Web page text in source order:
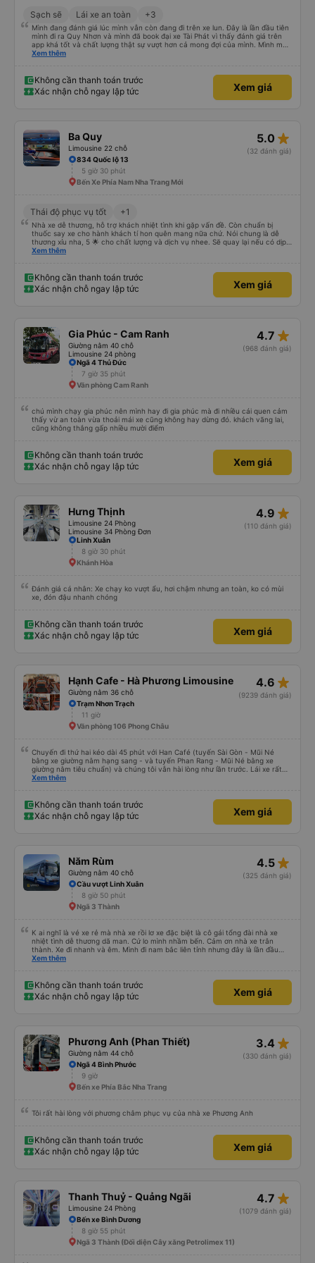
Sạch sẽ Lái xe an toàn +3
Mình đang đánh giá lúc mình vẫn còn đang đi trên xe lun. Đây là lần đầu tiên
mình đi ra Quy Nhơn và mình đã book đại xe Tài Phát vì thấy đánh giá trên
app khá tốt và chất lượng thật sự vượt hơn cả mong đợi của mình. Mình mua
giường đôi và vừa đủ cho 2 người. Nhân viên của nhà xe phải nói là siêu nhiệt
trung chuyển và lên xe lớn thì luôn hỗ trợ xách vali giùm tụi mình. Trên xe thì
có cả bánh và sữa miễn phí cho khách còn chuẩn bị cả thuốc say xe, dép,
mền, gối và đặc biệt là có gối ôm. Nchung là phải chấm nhà xe 10 sao mới
Xem thêm
Không cần thanh toán trước
Xác nhận chỗ ngay lập tức
Xem giá
Ba Quy
Limousine 22 chỗ
5.0 star_rate
(32 đánh giá)
834 Quốc lộ 13
5 giờ 30 phút
Bến Xe Phía Nam Nha Trang Mới
Thái độ phục vụ tốt +1
Nhà xe dễ thương, hỗ trợ khách nhiệt tình khi gặp vấn đề. Còn chuẩn bị
thuốc say xe cho hành khách tí hon quên mang nữa chứ. Nói chung là dễ
thương xỉu nha, 5 🌟 cho chất lượng và dịch vụ nhee. Sẽ quay lại nếu có dịp
cần 💕
Xem thêm
Không cần thanh toán trước
Xác nhận chỗ ngay lập tức
Xem giá
Gia Phúc - Cam Ranh
Giường nằm 40 chỗ
Limousine 24 phòng
4.7 star_rate
(968 đánh giá)
Ngã 4 Thủ Đức
7 giờ 35 phút
Văn phòng Cam Ranh
chú mình chạy gia phúc nên mình hay đi gia phúc mà đi nhiều cái quen cảm
thấy vừ an toàn vừa thoải mái xe cũng không hay dừng đó. khách vãng lai,
cũng không thắng gấp nhiều mười điểm
Không cần thanh toán trước
Xác nhận chỗ ngay lập tức
Xem giá
Hưng Thịnh
Limousine 24 Phòng
Limousine 34 Phòng Đơn
4.9 star_rate
(110 đánh giá)
Linh Xuân
8 giờ 30 phút
Khánh Hòa
Đánh giá cá nhân: Xe chạy ko vượt ẩu, hơi chậm nhưng an toàn, ko có mùi
xe, đón đậu nhanh chóng
Không cần thanh toán trước
Xác nhận chỗ ngay lập tức
Xem giá
Hạnh Cafe - Hà Phương Limousine
Giường nằm 36 chỗ
4.6 star_rate
(9239 đánh giá)
Trạm Nhơn Trạch
11 giờ
Văn phòng 106 Phong Châu
Chuyến đi thứ hai kéo dài 45 phút với Han Café (tuyến Sài Gòn - Mũi Né
bằng xe giường nằm hạng sang - và tuyến Phan Rang - Mũi Né bằng xe
giường nằm tiêu chuẩn) và chúng tôi vẫn hài lòng như lần trước. Lái xe rất
chuyên nghiệp, nhân viên vô cùng chu đáo (họ kiểm tra xem mọi thứ ở chỗ
rất hoàn hảo (họ gửi tin nhắn WhatsApp nhắc nhở chúng tôi về chuyến đi và
điểm đón). Điểm đón ở Phan Rang rất thuận tiện (nhà vệ sinh sạch sẽ, có đồ
uống để mua và việc lên xe rất dễ dàng). Họ thậm chí còn sắp xếp điểm
giác nguy hiểm (lái xe nguy hiểm và không thoải mái cho hành khách, xe bảo
trì kém và nhân viên cực kỳ không thân thiện), tôi đánh giá cao Han Café.
Tôi không thể tham gia các chuyến đi qua đêm của họ vì đã hết chỗ, có lẽ
do nhu cầu quá cao! Đừng chần chừ nhé! 👍
Xem thêm
Không cần thanh toán trước
Xác nhận chỗ ngay lập tức
Xem giá
Năm Rùm
Giường nằm 40 chỗ
4.5 star_rate
(325 đánh giá)
Cầu vượt Linh Xuân
8 giờ 50 phút
Ngã 3 Thành
K ai nghĩ là vé xe rẻ mà nhà xe rồi lơ xe đặc biệt là cô gái tổng đài nhà xe
nhiệt tình dễ thương dã man. Cứ lo mình nhầm bến. Cảm ơn nhà xe trân
thành. Xe đi nhanh và êm. Mình đi nam bắc liên tỉnh nhưng đây là lần đầu
ngủ trên xe quên cả điếu. Kính mong nhà xe hỗ trợ giúp mình lấy lại kỉ bật
Xem thêm
Không cần thanh toán trước
Xác nhận chỗ ngay lập tức
Xem giá
Phương Anh (Phan Thiết)
Giường nằm 44 chỗ
3.4 star_rate
(330 đánh giá)
Ngã 4 Bình Phước
9 giờ
Bến xe Phía Bắc Nha Trang
Tôi rất hài lòng với phương châm phục vụ của nhà xe Phương Anh
Không cần thanh toán trước
Xác nhận chỗ ngay lập tức
Xem giá
Thanh Thuỷ - Quảng Ngãi
Limousine 24 Phòng
4.7 star_rate
(1079 đánh giá)
Bến xe Bình Dương
8 giờ 55 phút
Ngã 3 Thành (Đối diện Cây xăng Petrolimex 11)